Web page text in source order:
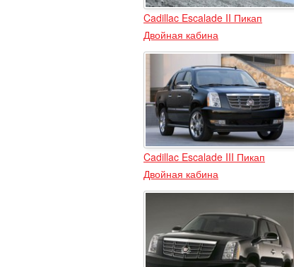
Cadillac Escalade II Пикап
Двойная кабина
Cadillac Escalade III Пикап
Двойная кабина